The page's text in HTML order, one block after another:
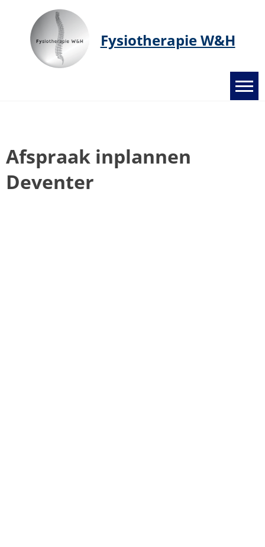
inhoud
Fysiotherapie W&H
Afspraak inplannen
Deventer